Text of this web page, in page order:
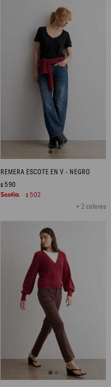
REMERA ESCOTE EN V - NEGRO
+ 2 colores
$ 590
$ 502